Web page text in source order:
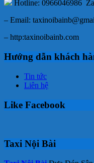
Hotline: 0966046986
– Email:
– http:taxinoibainb.com
Hướng dẫn khách
Tin tức
Liên hệ
Like Facebook
Taxi Nội Bài